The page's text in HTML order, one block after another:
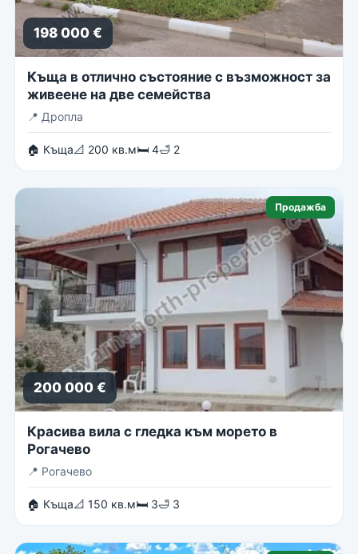
198 000 €
Къща в отлично състояние с възможност за
живеене на две семейства
📍 Дропла
🏠 Къща📐 200 кв.м🛏 4🛁 2
Продажба
200 000 €
Красива вила с гледка към морето в
Рогачево
📍 Рогачево
🏠 Къща📐 150 кв.м🛏 3🛁 3